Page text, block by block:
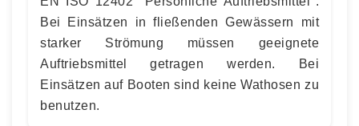
Bei Einsätzen in fließenden Gewässern mit
starker Strömung müssen geeignete
Auftriebsmittel getragen werden. Bei
Einsätzen auf Booten sind keine Wathosen zu
benutzen.